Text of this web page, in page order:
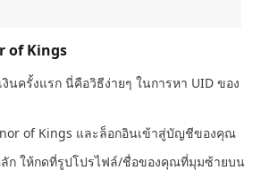
of Kings
งินครั้งแรก นี่คือวิธีง่ายๆ ในการหา UID ของ
of Kings และล็อกอินเข้าสู่บัญชีของคุณ
ก ให้กดที่รูปโปรไฟล์/ชื่อของคุณที่มุมซ้ายบน